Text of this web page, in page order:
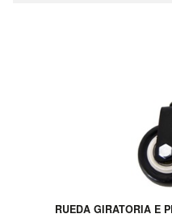
RUEDA GIRATORIA E